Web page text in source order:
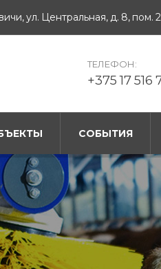
ул. Центральная, д. 8, пом. 2
ТЕЛЕФОН:
+375 17 516
СОБЫТИЯ